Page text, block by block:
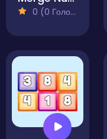
0 (0 Голосів)